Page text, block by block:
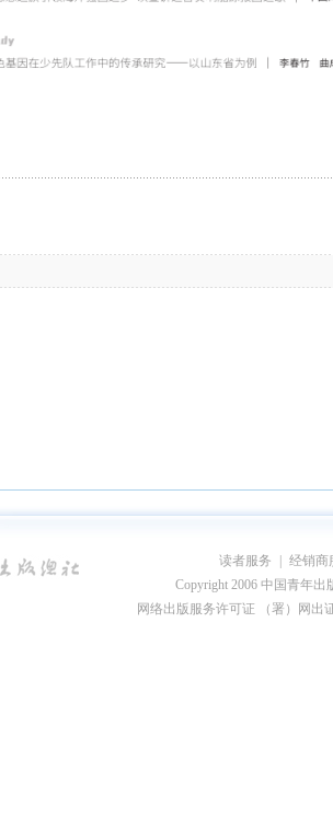
读者服务
经销商
Copyright 2006 中国青年出
网络出版服务许可证 （署）网出